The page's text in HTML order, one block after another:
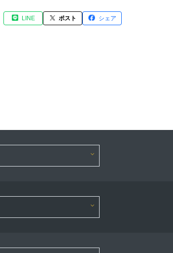
LINE ポスト シェア